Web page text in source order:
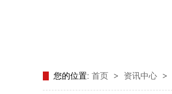
您的位置: 首页 > 资讯中心 >